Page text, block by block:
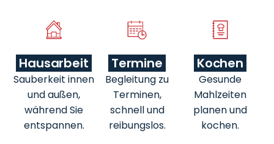
Hausarbeit
Sauberkeit innen
und außen,
während Sie
entspannen.
Termine
Begleitung zu
Terminen,
schnell und
reibungslos.
Kochen
Gesunde
Mahlzeiten
planen und
kochen.